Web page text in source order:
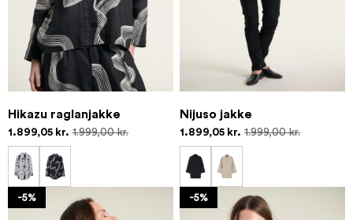
Hikazu raglanjakke
1.899,05 kr. 1.999,00 kr.
Nijuso jakke
1.899,05 kr. 1.999,00 kr.
-5% -5%